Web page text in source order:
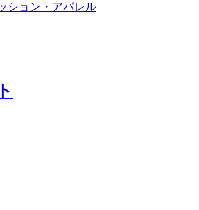
ション・アパレル